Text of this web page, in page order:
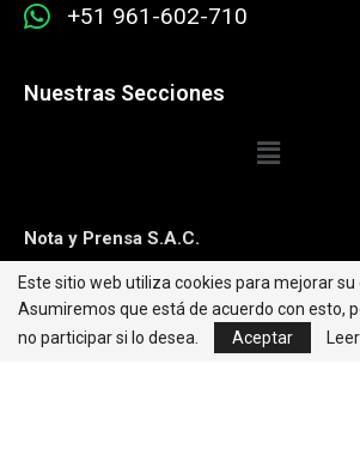
+51 961-602-710
Nuestras Secciones
Nota y Prensa S.A.C.
Contacto:editorweb@caretas.com.pe
Síguenos:
Este sitio web utiliza cookies para mejorar su
Asumiremos que está de acuerdo con esto,
no participar si lo desea.
Aceptar